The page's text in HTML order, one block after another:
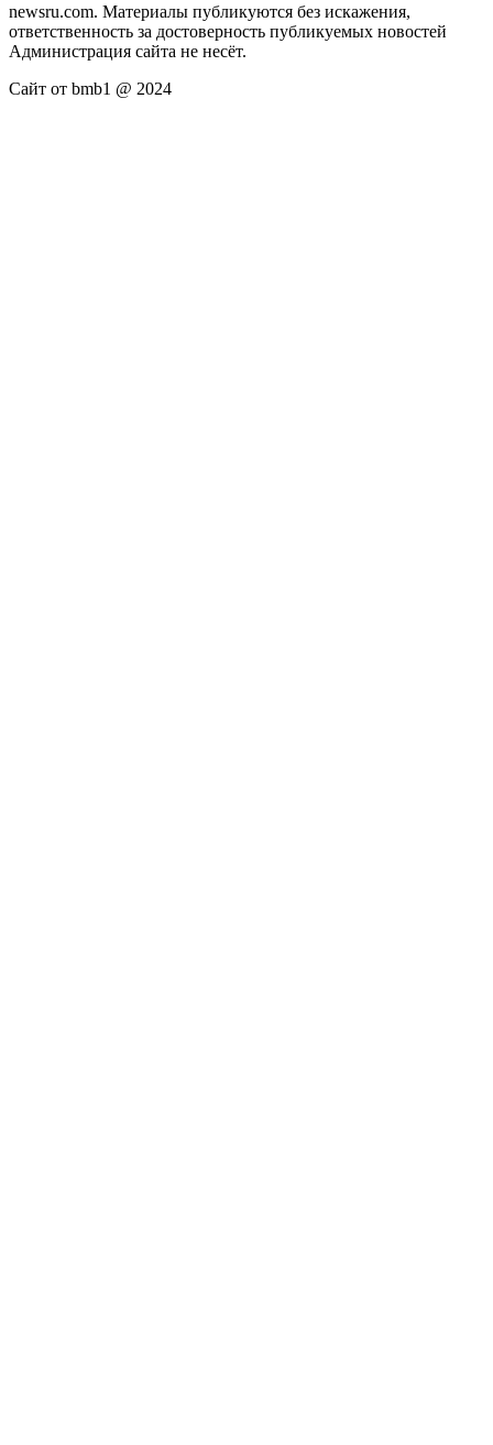
newsru.com. Материалы публикуются без искажения,
ответственность за достоверность публикуемых новостей
Администрация сайта не несёт.
Сайт от bmb1 @ 2024